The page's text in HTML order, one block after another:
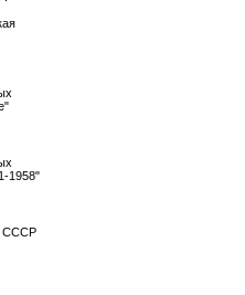
1958"
СССР